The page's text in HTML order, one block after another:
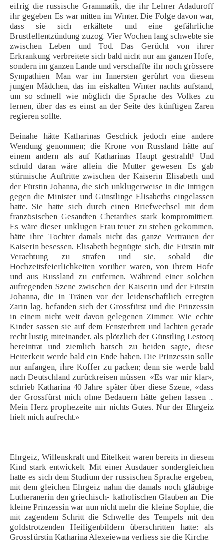
eifrig die russische Grammatik, die ihr Lehrer Adaduroff
ihr gegeben. Es war mitten im Winter. Die Folge davon war,
dass sie sich erkältete und eine gefährliche
Brustfellentzündung zuzog. Vier Wochen lang schwebte sie
zwischen Leben und Tod. Das Gerücht von ihrer
Erkrankung verbreitete sich bald nicht nur am ganzen Hofe,
sondern im ganzen Lande und verschaffte ihr noch grössere
Sympathien. Man war im Innersten gerührt von diesem
jungen Mädchen, das im eiskalten Winter nachts aufstand,
um so schnell wie möglich die Sprache des Volkes zu
lernen, über das es einst an der Seite des künftigen Zaren
regieren sollte.
Beinahe hätte Katharinas Geschick jedoch eine andere
Wendung genommen; die Krone von Russland hätte auf
einem andern als auf Katharinas Haupt gestrahlt! Und
schuld daran wäre allein die Mutter gewesen. Es gab
stürmische Auftritte zwischen der Kaiserin Elisabeth und
der Fürstin Johanna, die sich unklugerweise in die Intrigen
gegen die Minister und Günstlinge Elisabeths eingelassen
hatte. Sie hatte sich durch einen Briefwechsel mit dem
französischen Gesandten Chetardies stark kompromittiert.
Es wäre dieser unklugen Frau teuer zu stehen gekommen,
hätte ihre Tochter damals nicht das ganze Vertrauen der
Kaiserin besessen. Elisabeth begnügte sich, die Fürstin mit
Verachtung zu strafen und sie, sobald die
Hochzeitsfeierlichkeiten vorüber waren, von ihrem Hofe
und aus Russland zu entfernen. Während einer solchen
aufregenden Szene zwischen der Kaiserin und der Fürstin
Johanna, die in Tränen vor der leidenschaftlich erregten
Zarin lag, befanden sich der Grossfürst und die Prinzessin
in einem nicht weit davon gelegenen Zimmer. Wie echte
Kinder sassen sie auf dem Fensterbrett und lachten gerade
recht lustig miteinander, als plötzlich der Günstling Lestocq
hereintrat und ziemlich barsch zu beiden sagte, diese
Heiterkeit werde bald ein Ende haben. Die Prinzessin solle
nur anfangen, ihre Koffer zu packen; denn sie werde bald
nach Deutschland zurückreisen müssen. «Es war mir klar»,
schrieb Katharina 40 Jahre später über diese Szene, «dass
der Grossfürst mich ohne Bedauern hätte gehen lassen ...
Mein Herz prophezeite mir nichts Gutes. Nur der Ehrgeiz
hielt mich aufrecht.»
Ehrgeiz, Willenskraft und Eitelkeit waren bereits in diesem
Kind stark entwickelt. Mit einer Ausdauer sondergleichen
hatte es sich dem Studium der russischen Sprache ergeben,
mit dem gleichen Ehrgeiz nahm die damals noch gläubige
Lutheranerin den griechisch- katholischen Glauben an. Die
kleine Prinzessin war nun nicht mehr die kleine Sophie, die
mit zagendem Schritt die Schwelle des Tempels mit den
goldstrotzenden Heiligenbildern überschritten hatte: als
Grossfürstin Katharina Alexeiewna verliess sie die Kirche.